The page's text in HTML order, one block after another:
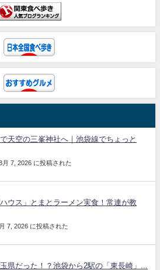
天空の三峯神社へ｜池袋線でちょっと
月 7, 2026 に投稿された
ウス」とまとラーメン実食！常連が教
7, 2026 に投稿された
県だった！？池袋から2駅の「東長崎」...